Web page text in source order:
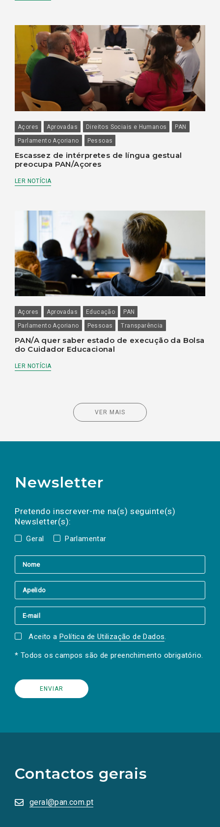
Açores Aprovadas Direitos Sociais e Humanos
PAN
Parlamento Açoriano
Pessoas
Escassez de intérpretes de língua gestual
preocupa PAN/Açores
LER NOTÍCIA
Açores Aprovadas Educação
PAN
Parlamento Açoriano
Pessoas Transparência
PAN/A quer saber estado de execução da Bolsa
do Cuidador Educacional
LER NOTÍCIA
VER MAIS
Newsletter
Pretendo inscrever-me na(s) seguinte(s)
Newsletter(s):
Geral Parlamentar
a(s) newsletter(s).
mail
Aceito a Política de Utilização de Dados.
* Todos os campos são de preenchimento obrigatório.
Contactos gerais
geral@pan.com.pt
redes
sociais
numa
nova